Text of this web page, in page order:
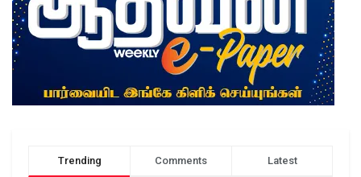
Trending Comments Latest